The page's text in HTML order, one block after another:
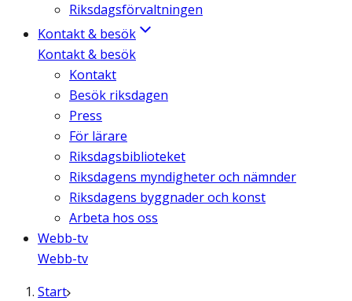
Riksdagsförvaltningen
Kontakt & besök
Kontakt & besök
Kontakt
Besök riksdagen
Press
För lärare
Riksdagsbiblioteket
Riksdagens myndigheter och nämnder
Riksdagens byggnader och konst
Arbeta hos oss
Webb-tv
Webb-tv
Start